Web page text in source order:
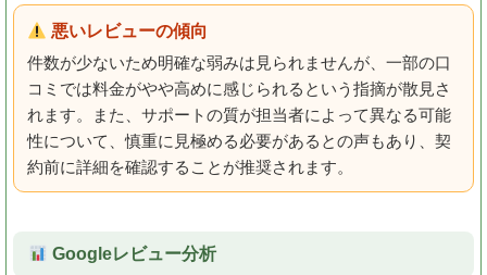
悪いレビューの傾向
件数が少ないため明確な弱みは見られませんが、一部の口
コミでは料金がやや高めに感じられるという指摘が散見さ
れます。また、サポートの質が担当者によって異なる可能
性について、慎重に見極める必要があるとの声もあり、契
約前に詳細を確認することが推奨されます。
Googleレビュー分析